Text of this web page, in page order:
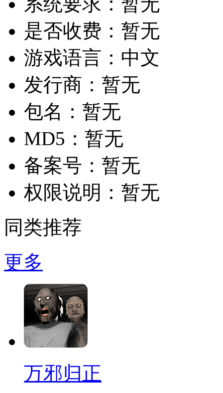
是否收费： 暂无
游戏语言： 中文
发行商： 暂无
包名： 暂无
MD5： 暂无
备案号： 暂无
权限说明： 暂无
同类推荐
更多
万邪归正